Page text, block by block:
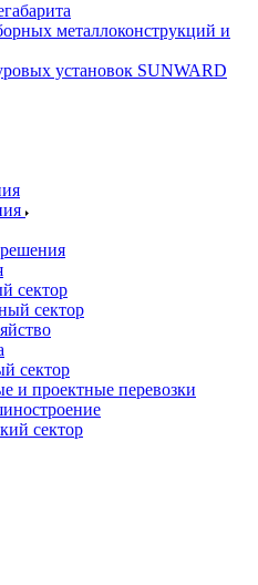
металлоконструкций и
установок SUNWARD
сектор
сектор
сектор
и проектные перевозки
сектор